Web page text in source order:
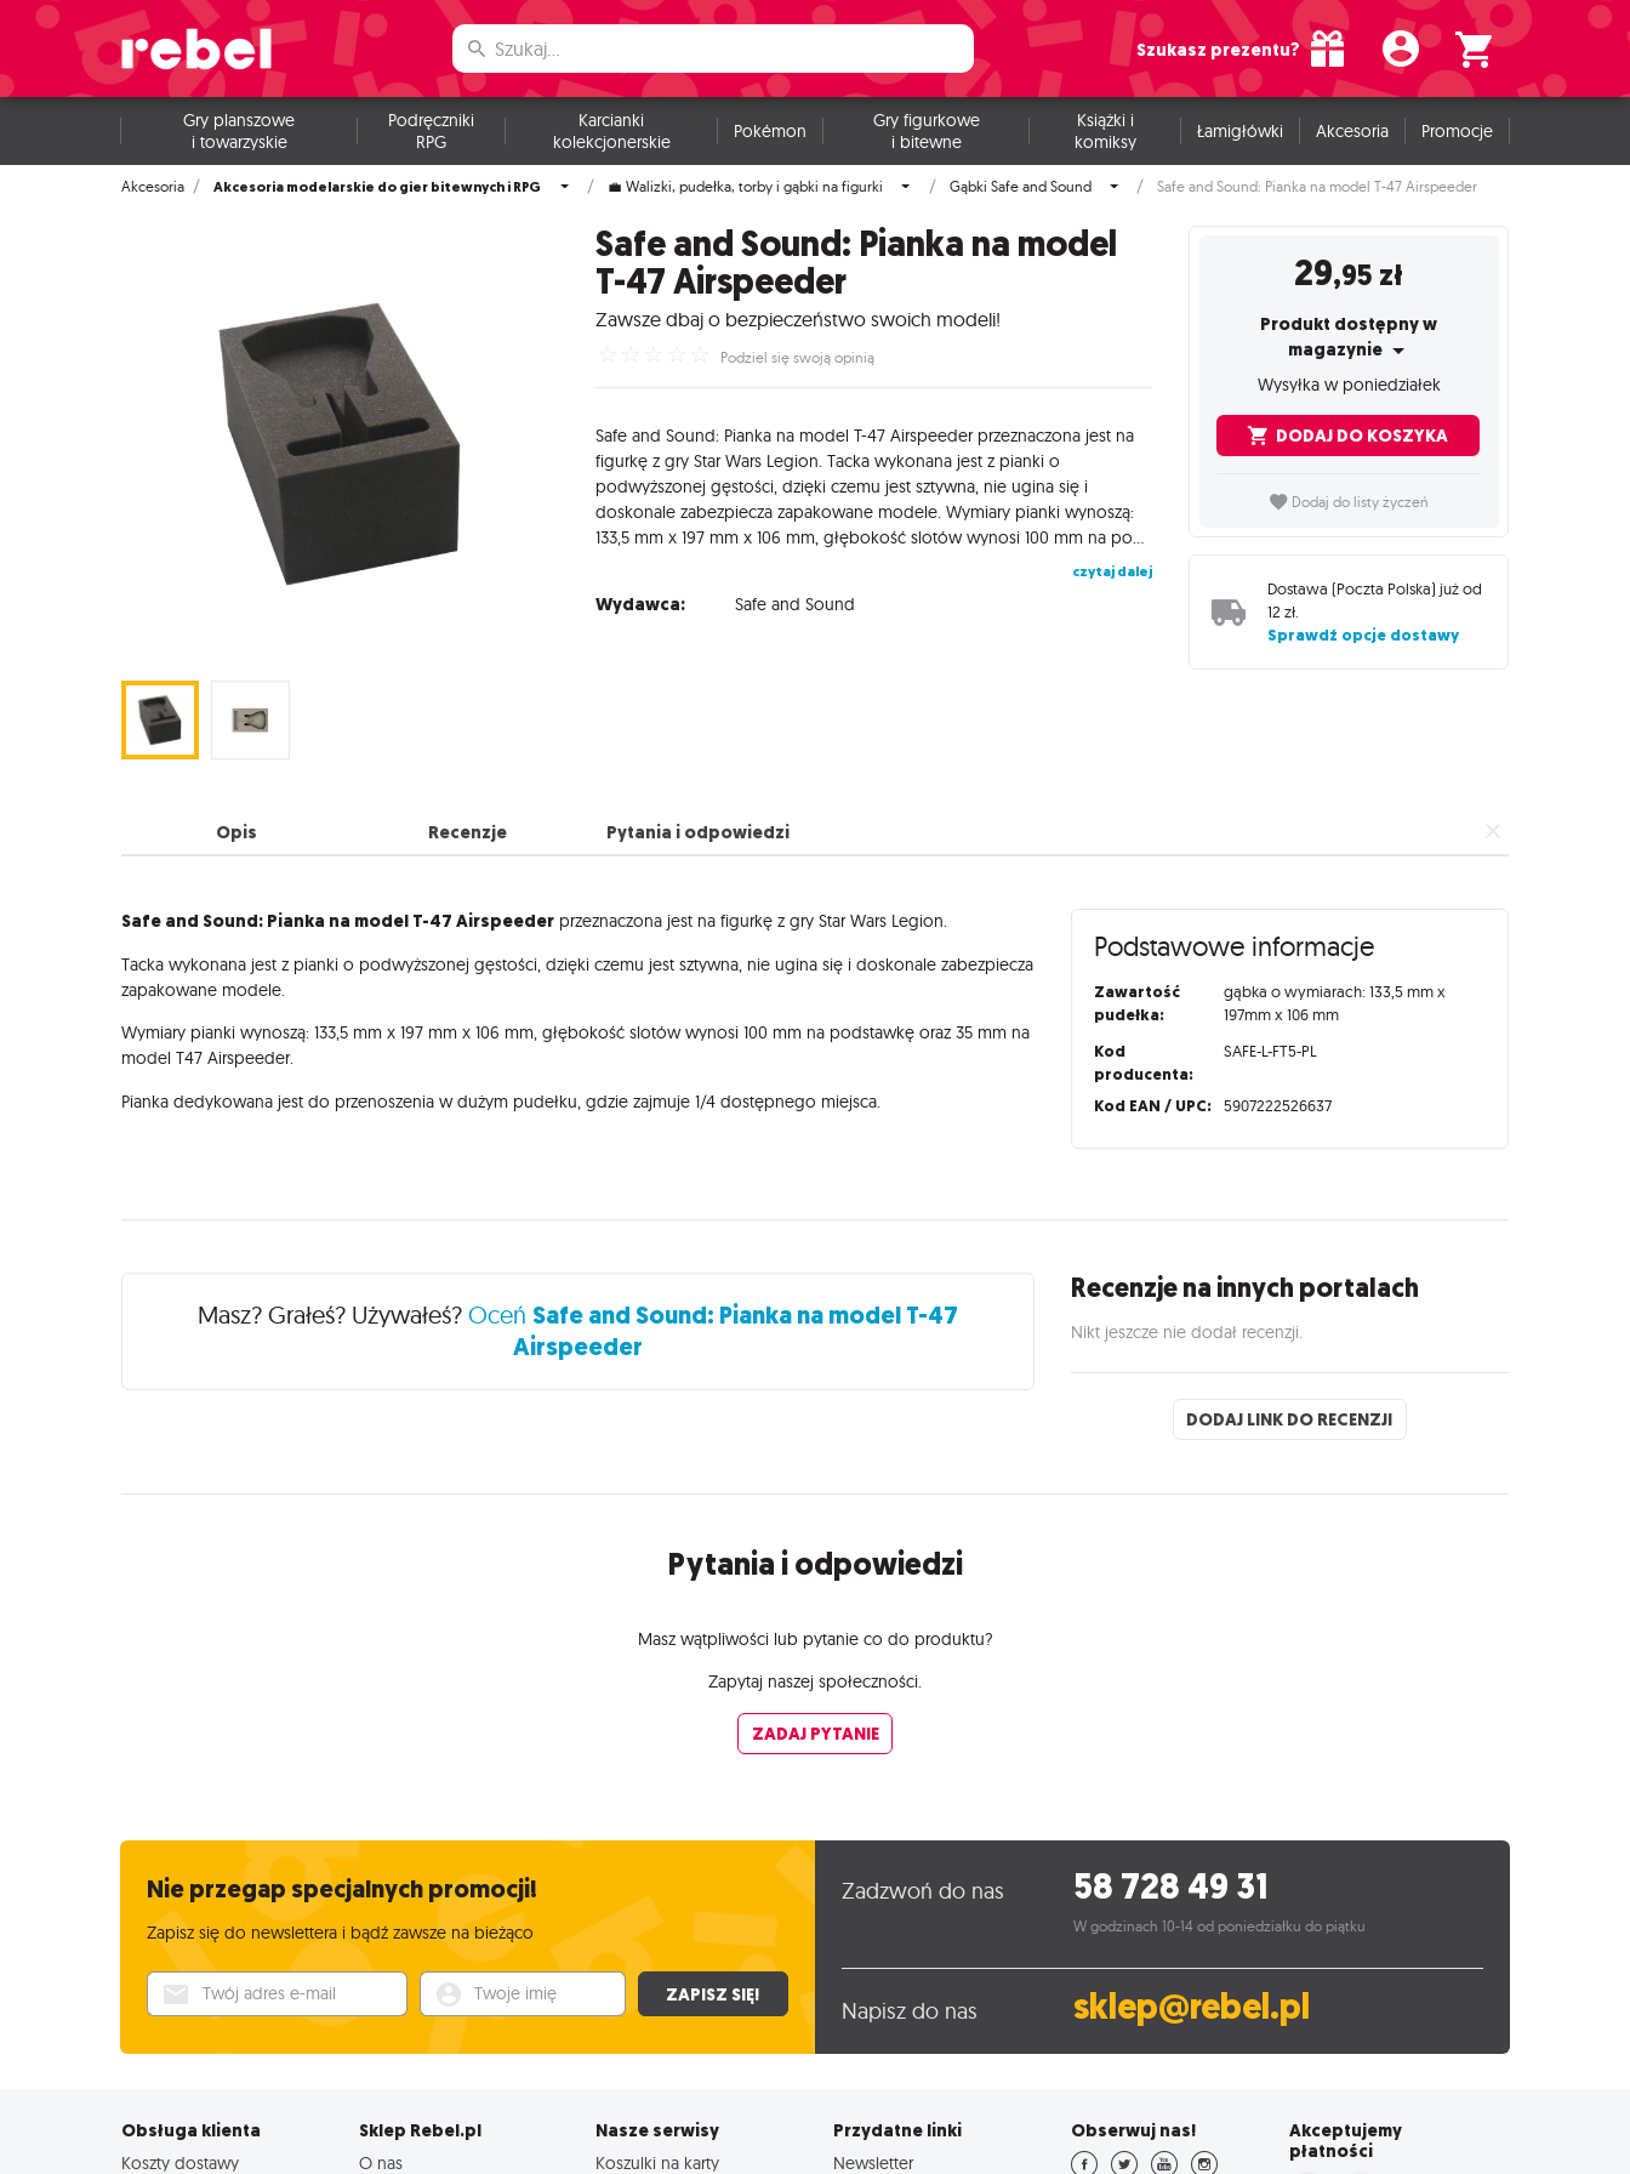
Szukasz prezentu?
Gry planszowe
i towarzyskie
Podręczniki
RPG
Karcianki
kolekcjonerskie
Pokémon
Gry figurkowe
i bitewne
Książki i
komiksy
Łamigłówki Akcesoria Promocje
Akcesoria Akcesoria modelarskie do gier bitewnych i RPG 💼 Walizki, pudełka, torby i gąbki na figurki Gąbki Safe and Sound Safe and Sound: Pianka na model T-47 Airspeeder
Safe and Sound: Pianka na model
T-47 Airspeeder
Zawsze dbaj o bezpieczeństwo swoich modeli!
Podziel się swoją opinią
Safe and Sound: Pianka na model T-47 Airspeeder przeznaczona jest na
figurkę z gry Star Wars Legion. Tacka wykonana jest z pianki o
podwyższonej gęstości, dzięki czemu jest sztywna, nie ugina się i
doskonale zabezpiecza zapakowane modele. Wymiary pianki wynoszą:
133,5 mm x 197 mm x 106 mm, głębokość slotów wynosi 100 mm na podstawkę oraz 35 mm na model T47 Airspeeder. Pianka dedykowana jest do przenoszenia w dużym pudełku, gdzie zajmuje 1/4 dostępnego miejsca.
czytaj dalej
Wydawca: Safe and Sound
29,95 zł
Produkt dostępny w
magazynie
Wysyłka w poniedziałek
DODAJ DO KOSZYKA
Dodaj do listy życzeń
Dostawa (Poczta Polska) już od
12 zł.
Sprawdź opcje dostawy
Opis Recenzje Pytania i odpowiedzi
Opis
Safe and Sound: Pianka na model T-47 Airspeeder przeznaczona jest na figurkę z gry Star Wars Legion.
Tacka wykonana jest z pianki o podwyższonej gęstości, dzięki czemu jest sztywna, nie ugina się i doskonale zabezpiecza
zapakowane modele.
Wymiary pianki wynoszą: 133,5 mm x 197 mm x 106 mm, głębokość slotów wynosi 100 mm na podstawkę oraz 35 mm na
model T47 Airspeeder.
Pianka dedykowana jest do przenoszenia w dużym pudełku, gdzie zajmuje 1/4 dostępnego miejsca.
Podstawowe informacje
Zawartość
pudełka:
gąbka o wymiarach: 133,5 mm x
197mm x 106 mm
Kod
producenta:
SAFE-L-FT5-PL
Kod EAN / UPC: 5907222526637
Recenzje
Masz? Grałeś? Używałeś? Oceń Safe and Sound: Pianka na model T-47
Airspeeder
Recenzje na innych portalach
Nikt jeszcze nie dodał recenzji.
DODAJ LINK DO RECENZJI
Pytania i odpowiedzi
Masz wątpliwości lub pytanie co do produktu?
Zapytaj naszej społeczności.
ZADAJ PYTANIE
Nie przegap specjalnych promocji!
Zapisz się do newslettera i bądź zawsze na bieżąco
Twój adres e-mail Twoje imię ZAPISZ SIĘ!
Zadzwoń do nas 58 728 49 31
W godzinach 10-14 od poniedziałku do piątku
Napisz do nas sklep@rebel.pl
Obsługa klienta
Koszty dostawy
Sklep Rebel.pl
O nas
Nasze serwisy
Koszulki na karty
Przydatne linki
Newsletter
Obserwuj nas!
Akceptujemy
płatności